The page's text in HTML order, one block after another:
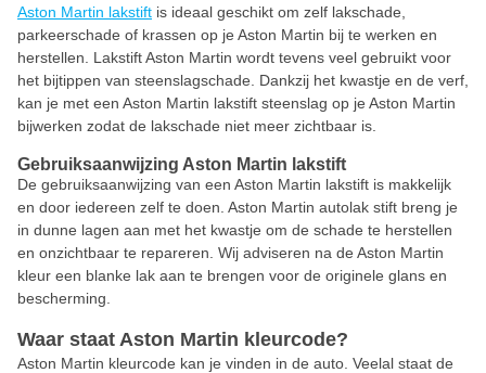
Aston Martin lakstift is ideaal geschikt om zelf lakschade,
parkeerschade of krassen op je Aston Martin bij te werken en
herstellen. Lakstift Aston Martin wordt tevens veel gebruikt voor
het bijtippen van steenslagschade. Dankzij het kwastje en de verf,
kan je met een Aston Martin lakstift steenslag op je Aston Martin
bijwerken zodat de lakschade niet meer zichtbaar is.
Gebruiksaanwijzing Aston Martin lakstift
De gebruiksaanwijzing van een Aston Martin lakstift is makkelijk
en door iedereen zelf te doen. Aston Martin autolak stift breng je
in dunne lagen aan met het kwastje om de schade te herstellen
en onzichtbaar te repareren. Wij adviseren na de Aston Martin
kleur een blanke lak aan te brengen voor de originele glans en
bescherming.
Waar staat Aston Martin kleurcode?
Aston Martin kleurcode kan je vinden in de auto. Veelal staat de